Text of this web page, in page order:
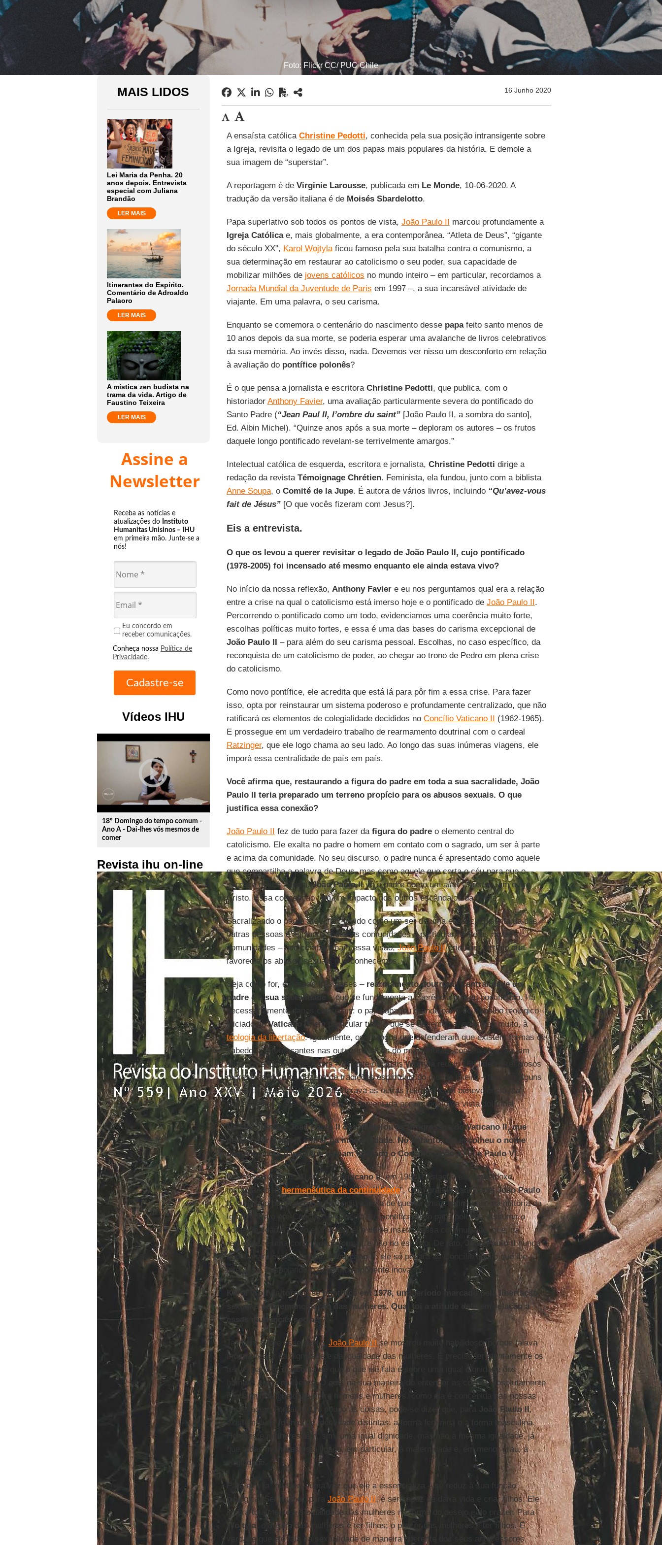
Foto: Flickr CC/ PUC Chile
MAIS LIDOS
Lei Maria da Penha. 20
anos depois. Entrevista
especial com Juliana
Brandão
LER MAIS
Itinerantes do Espírito.
Comentário de Adroaldo
Palaoro
LER MAIS
A mística zen budista na
trama da vida. Artigo de
Faustino Teixeira
LER MAIS
Assine a
Newsletter
Receba as notícias e
atualizações do Instituto
Humanitas Unisinos – IHU
em primeira mão. Junte-se a
nós!
Eu concordo em
receber comunicações.
Conheça nossa Política de
Privacidade.
Vídeos IHU
play_circle_outline
18º Domingo do tempo comum -
Ano A - Dai-lhes vós mesmos de
comer
Revista ihu on-line
16 Junho 2020
A ensaísta católica Christine Pedotti, conhecida pela sua posição intransigente sobre
a Igreja, revisita o legado de um dos papas mais populares da história. E demole a
sua imagem de “superstar”.
A reportagem é de Virginie Larousse, publicada em Le Monde, 10-06-2020. A
tradução da versão italiana é de Moisés Sbardelotto.
Papa superlativo sob todos os pontos de vista, João Paulo II marcou profundamente a
Igreja Católicae, mais globalmente, a era contemporânea. “Atleta de Deus”, “gigante
do século XX”, Karol Wojtylaficou famoso pela sua batalha contra o comunismo, a
sua determinação em restaurar ao catolicismo o seu poder, sua capacidade de
mobilizar milhões de jovens católicos no mundo inteiro – em particular, recordamos a
Jornada Mundial da Juventude de Paris em 1997 –, a sua incansável atividade de
viajante. Em uma palavra, o seu carisma.
Enquanto se comemora o centenário do nascimento desse papafeito santo menos de
10 anos depois da sua morte, se poderia esperar uma avalanche de livros celebrativos
da sua memória. Ao invés disso, nada. Devemos ver nisso um desconforto em relação
à avaliação do pontífice polonês?
É o que pensa a jornalista e escritora Christine Pedotti, que publica, com o
historiador Anthony Favier, uma avaliação particularmente severa do pontificado do
Santo Padre (“Jean Paul II, l’ombre du saint”[João Paulo II, a sombra do santo],
Ed. Albin Michel). “Quinze anos após a sua morte – deploram os autores – os frutos
daquele longo pontificado revelam-se terrivelmente amargos.”
Intelectual católica de esquerda, escritora e jornalista, Christine Pedotti dirige a
redação da revista Témoignage Chrétien. Feminista, ela fundou, junto com a biblista
Anne Soupa, o Comité de la Jupe. É autora de vários livros, incluindo “Qu’avez-vous
fait de Jésus”[O que vocês fizeram com Jesus?].
Eis a entrevista.
O que os levou a querer revisitar o legado de João Paulo II, cujo pontificado
(1978-2005) foi incensado até mesmo enquanto ele ainda estava vivo?
No início da nossa reflexão, Anthony Faviere eu nos perguntamos qual era a relação
entre a crise na qual o catolicismo está imerso hoje e o pontificado de João Paulo II.
Percorrendo o pontificado como um todo, evidenciamos uma coerência muito forte,
escolhas políticas muito fortes, e essa é uma das bases do carisma excepcional de
João Paulo II – para além do seu carisma pessoal. Escolhas, no caso específico, da
reconquista de um catolicismo de poder, ao chegar ao trono de Pedro em plena crise
do catolicismo.
Como novo pontífice, ele acredita que está lá para pôr fim a essa crise. Para fazer
isso, opta por reinstaurar um sistema poderoso e profundamente centralizado, que não
ratificará os elementos de colegialidade decididos no Concílio Vaticano II (1962-1965).
E prossegue em um verdadeiro trabalho de rearmamento doutrinal com o cardeal
Ratzinger, que ele logo chama ao seu lado. Ao longo das suas inúmeras viagens, ele
imporá essa centralidade de país em país.
Você afirma que, restaurando a figura do padre em toda a sua sacralidade, João
Paulo II teria preparado um terreno propício para os abusos sexuais. O que
justifica essa conexão?
João Paulo II fez de tudo para fazer dafigura do padreo elemento central do
catolicismo. Ele exalta no padre o homem em contato com o sagrado, um ser à parte
e acima da comunidade. No seu discurso, o padre nunca é apresentado como aquele
que compartilha a palavra de Deus, mas como aquele que corta o céu para que o
sagrado desça à terra.João Paulo IIvê o padre como umalter Christus, um outro
Cristo. Essa concepção tem um impacto nos outros escândalos da Igreja.
Sacralizando o padre até o fim, vivido como um ser de uma essência distinta da das
outras pessoas e apoiando todas as comunidades – particularmente as novas
comunidades – que compartilham essa visão,João Paulo IIcriou um terreno que
favorecia os abusos sexuais que conhecemos.
Seja como for, é nessas três bases – rearmamento doutrinal,centralidade do
padree a sua sacralidade
– que se fundamenta a coerência do seu pontificado. Há
necessariamente danos colaterais: o papa apagou grande parte do trabalho teológico
iniciado noVaticano II, em particular tudo o que se assemelha, pouco ou muito, à
teologia da libertação. Igualmente, os teólogos que defenderam que existem formas de
sabedoria interessantes nas outras religiões do mundo foram condenados. Se, em
1986, os encontros deAssis– durante os quaisWojtyla
reuniu 150 líderes religiosos
representando uma dezena de tradições espirituais do mundo inteiro – fizeram alguns
pensarem que o pontífice considerava as outras religiões com benevolência, na
realidade essa abertura não era fundamentada por um ponto de vista doutrinal.
Na sua opinião, João Paulo II desmantelou os progressos do Vaticano II, que
devia fazer a Igreja entrar na modernidade. No entanto, ele escolheu o nome
daqueles dois papas que haviam liderado o Concílio, João XXIII e Paulo VI.
O sínodo sobre os 20 anos doVaticano II, em 1985, destacou esse paradoxo,
instaurando a “hermenêutica da continuidade”. Com grande habilidade,João Paulo
II, auxiliado porRatzinger, difundiu a ideia de que há uma continuidade na história da
Igreja entre o pré-Concílio, o Concílio e o pontificado do papa polonês. Assumir o
nome de João e Paulo é uma maneira de se inserir nessa continuidade, que, na
realidade, é uma continuidade formal, e não no espírito. De fato,
João Paulo IInunca
questionará explicitamente o Vaticano II; ele só pegará do Concílio aquilo que lhe
interessa, despojando-o do seu componente inovador.
Karol Wojtyla tornou-se pontífice em 1978, um período marcado pela libertação
sexual e pela emancipação das mulheres. Qual foi a atitude dele em relação a
essas mudanças sociais?
Também sobre esse ponto, João Paulo IIse mostrou muito habilidoso, porque falava
muitas vezes da dignidade e da igualdade das mulheres. É preciso ler atentamente os
textos para se dar conta de que o que ele fala é sobre uma igual dignidade dos
homens e das mulheres. O que, na sua maneira de entender as coisas, absolutamente
não significa igualdade entre homens e mulheres, como ela é concebida nas nossas
sociedades. Forçando um pouco as coisas, pode-se dizer que, para
João Paulo II,
existem duas formas de identidade distintas: a forma feminina e a forma masculina.
Homens e mulheres têm, sim, uma igual dignidade, mas não a mesma igualdade, já
que a das mulheres está ligada, em particular, à maternidade e, em menor grau, à
virgindade.
Para ele, “a” mulher – uma vez que ele a essencializa – se reduz à sua função
biológica. Ser mulher, para João Paulo II, é ser capaz de dar a vida e criar filhos. Ele
ignora totalmente a sexualidade das mulheres na forma do desejo e do prazer. Para
Wojtyla, o desejo das mulheres é ter filhos; o prazer das mulheres é ter filhos. É
verdade que ele fala da sexualidade de maneira diferente dos seus antecessores,